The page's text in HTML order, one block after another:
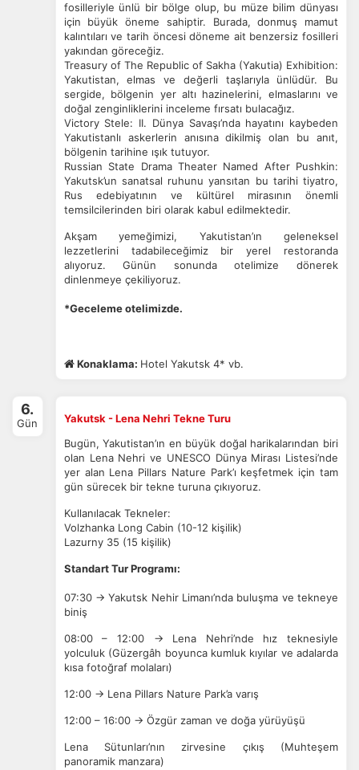
fosilleriyle ünlü bir bölge olup, bu müze bilim dünyası
için büyük öneme sahiptir. Burada, donmuş mamut
kalıntıları ve tarih öncesi döneme ait benzersiz fosilleri
yakından göreceğiz.
Treasury of The Republic of Sakha (Yakutia) Exhibition:
Yakutistan, elmas ve değerli taşlarıyla ünlüdür. Bu
sergide, bölgenin yer altı hazinelerini, elmaslarını ve
doğal zenginliklerini inceleme fırsatı bulacağız.
Victory Stele: II. Dünya Savaşı’nda hayatını kaybeden
Yakutistanlı askerlerin anısına dikilmiş olan bu anıt,
bölgenin tarihine ışık tutuyor.
Russian State Drama Theater Named After Pushkin:
Yakutsk’un sanatsal ruhunu yansıtan bu tarihi tiyatro,
Rus edebiyatının ve kültürel mirasının önemli
temsilcilerinden biri olarak kabul edilmektedir.
Akşam yemeğimizi, Yakutistan’ın geleneksel
lezzetlerini tadabileceğimiz bir yerel restoranda
alıyoruz.Günün sonunda otelimize dönerek
dinlenmeye çekiliyoruz.
*Geceleme otelimizde.
Konaklama: Hotel Yakutsk 4* vb.
6.
Gün
Yakutsk - Lena Nehri Tekne Turu
Bugün, Yakutistan’ın en büyük doğal harikalarından biri
olan Lena Nehri ve UNESCO Dünya Mirası Listesi’nde
yer alan Lena Pillars Nature Park’ı keşfetmek için tam
gün sürecek bir tekne turuna çıkıyoruz.
Kullanılacak Tekneler:
Volzhanka Long Cabin (10-12 kişilik)
Lazurny 35 (15 kişilik)
Standart Tur Programı:
07:30 → Yakutsk Nehir Limanı’nda buluşma ve tekneye
biniş
08:00 – 12:00 → Lena Nehri’nde hız teknesiyle
yolculuk (Güzergâh boyunca kumluk kıyılar ve adalarda
kısa fotoğraf molaları)
12:00 → Lena Pillars Nature Park’a varış
12:00 – 16:00 → Özgür zaman ve doğa yürüyüşü
Lena Sütunları’nın zirvesine çıkış (Muhteşem
panoramik manzara)